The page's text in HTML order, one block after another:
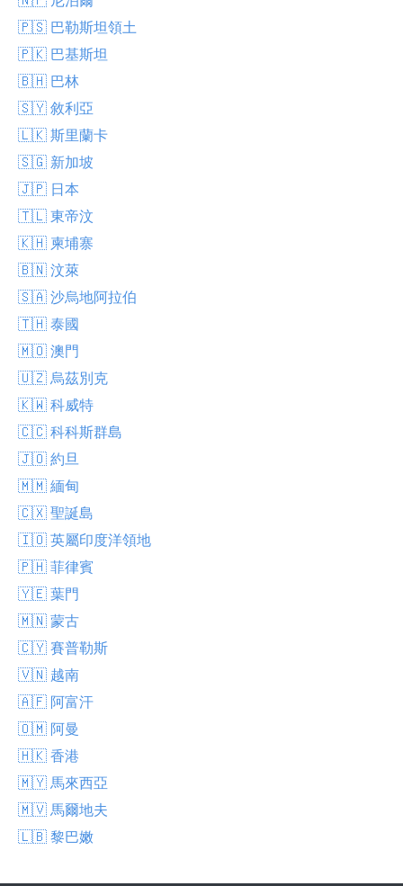
🇵🇸 巴勒斯坦領土
🇵🇰 巴基斯坦
🇧🇭 巴林
🇸🇾 敘利亞
🇱🇰 斯里蘭卡
🇸🇬 新加坡
🇯🇵 日本
🇹🇱 東帝汶
🇰🇭 柬埔寨
🇧🇳 汶萊
🇸🇦 沙烏地阿拉伯
🇹🇭 泰國
🇲🇴 澳門
🇺🇿 烏茲別克
🇰🇼 科威特
🇨🇨 科科斯群島
🇯🇴 約旦
🇲🇲 緬甸
🇨🇽 聖誕島
🇮🇴 英屬印度洋領地
🇵🇭 菲律賓
🇾🇪 葉門
🇲🇳 蒙古
🇨🇾 賽普勒斯
🇻🇳 越南
🇦🇫 阿富汗
🇴🇲 阿曼
🇭🇰 香港
🇲🇾 馬來西亞
🇲🇻 馬爾地夫
🇱🇧 黎巴嫩